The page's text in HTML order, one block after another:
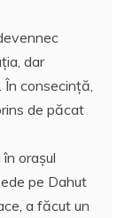
dar
În consecinţă,
de păcat
oraşul
pe Dahut
a făcut un